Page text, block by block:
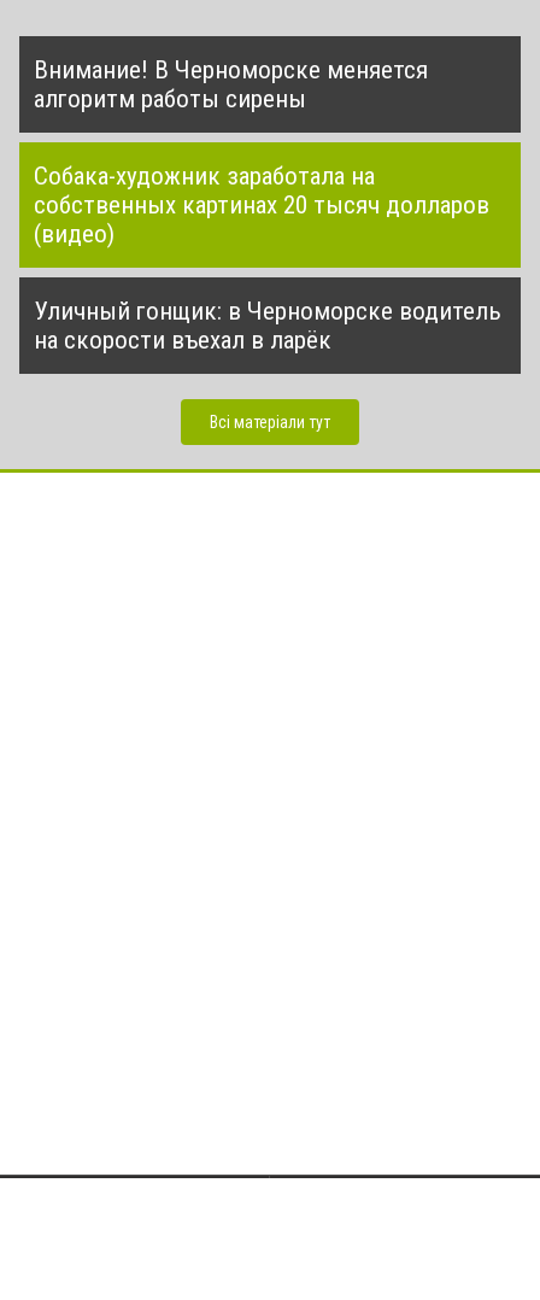
Внимание! В Черноморске меняется
алгоритм работы сирены
Собака-художник заработала на
собственных картинах 20 тысяч долларов
(видео)
Уличный гонщик: в Черноморске водитель
на скорости въехал в ларёк
Всі матеріали тут